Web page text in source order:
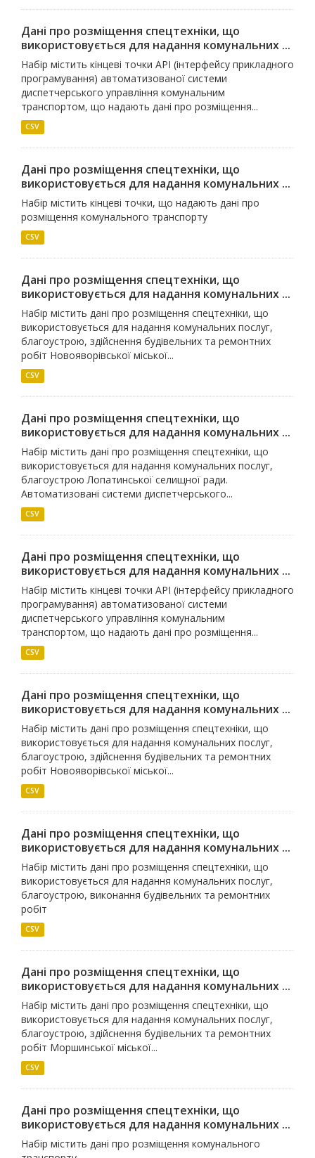
Дані про розміщення спецтехніки, що
використовується для надання комунальних ...
Набір містить кінцеві точки API (інтерфейсу прикладного
програмування) автоматизованої системи
диспетчерського управління комунальним
транспортом, що надають дані про розміщення...
CSV
Дані про розміщення спецтехніки, що
використовується для надання комунальних ...
Набір містить кінцеві точки, що надають дані про
розміщення комунального транспорту
CSV
Дані про розміщення спецтехніки, що
використовується для надання комунальних ...
Набір містить дані про розміщення спецтехніки, що
використовується для надання комунальних послуг,
благоустрою, здійснення будівельних та ремонтних
робіт Новояворівської міської...
CSV
Дані про розміщення спецтехніки, що
використовується для надання комунальних ...
Набір містить дані про розміщення спецтехніки, що
використовується для надання комунальних послуг,
благоустрою Лопатинської селищної ради.
Автоматизовані системи диспетчерського...
CSV
Дані про розміщення спецтехніки, що
використовується для надання комунальних ...
Набір містить кінцеві точки API (інтерфейсу прикладного
програмування) автоматизованої системи
диспетчерського управління комунальним
транспортом, що надають дані про розміщення...
CSV
Дані про розміщення спецтехніки, що
використовується для надання комунальних ...
Набір містить дані про розміщення спецтехніки, що
використовується для надання комунальних послуг,
благоустрою, здійснення будівельних та ремонтних
робіт Новояворівської міської...
CSV
Дані про розміщення спецтехніки, що
використовується для надання комунальних ...
Набір містить дані про розміщення спецтехніки, що
використовується для надання комунальних послуг,
благоустрою, виконання будівельних та ремонтних
робіт
CSV
Дані про розміщення спецтехніки, що
використовується для надання комунальних ...
Набір містить дані про розміщення спецтехніки, що
використовується для надання комунальних послуг,
благоустрою, здійснення будівельних та ремонтних
робіт Моршинської міської...
CSV
Дані про розміщення спецтехніки, що
використовується для надання комунальних ...
Набір містить дані про розміщення комунального